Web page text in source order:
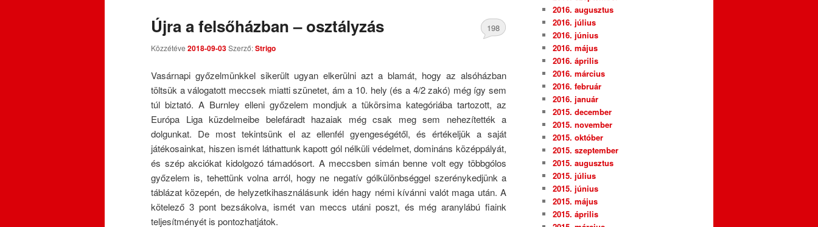
Újra a felsőházban – osztályzás
Közzétéve 2018-09-03Szerző:Strigo
198
Vasárnapi győzelmünkkel sikerült ugyan elkerülni azt a blamát, hogy az alsóházban
töltsük a válogatott meccsek miatti szünetet, ám a 10. hely (és a 4/2 zakó) még így sem
túl biztató. A Burnley elleni győzelem mondjuk a tükörsima kategóriába tartozott, az
Európa Liga küzdelmeibe belefáradt hazaiak még csak meg sem nehezítették a
dolgunkat. De most tekintsünk el az ellenfél gyengeségétől, és értékeljük a saját
játékosainkat, hiszen ismét láthattunk kapott gól nélküli védelmet, domináns középpályát,
és szép akciókat kidolgozó támadósort. A meccsben simán benne volt egy többgólos
győzelem is, tehettünk volna arról, hogy ne negatív gólkülönbséggel szerénykedjünk a
táblázat közepén, de helyzetkihasználásunk idén hagy némi kívánni valót maga után. A
kötelező 3 pont bezsákolva, ismét van meccs utáni poszt, és még aranylábú fiaink
teljesítményét is pontozhatjátok.
2016. augusztus
2016. július
2016. június
2016. május
2016. április
2016. március
2016. február
2016. január
2015. december
2015. november
2015. október
2015. szeptember
2015. augusztus
2015. július
2015. június
2015. május
2015. április